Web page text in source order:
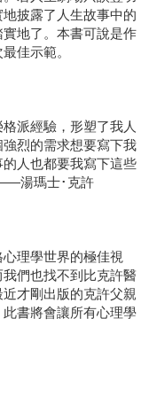
披露了人生故事中的
地了。本書可說是作
佳示範。
派經驗，形塑了我人
烈的需求想要寫下我
人也都要我寫下這些
湯瑪士･克許
心理學世界的極佳視
們也找不到比克許醫
才剛出版的克許父親
書將會讓所有心理學